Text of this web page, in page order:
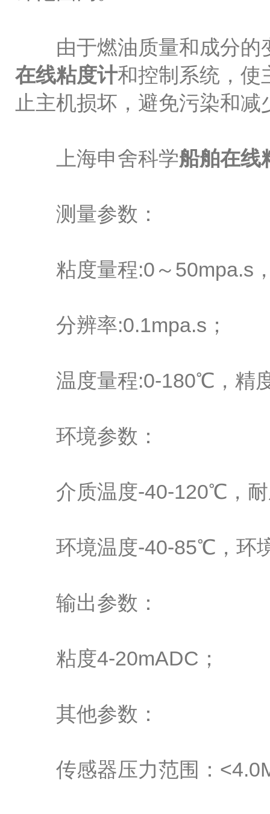
由于燃油质量和成分的
在线粘度计和控制系统，使
止主机损坏，避免污染和减
上海申舍科学船舶在线
测量参数：
粘度量程:0～50mpa.s，
分辨率:0.1mpa.s；
温度量程:0-180℃，精
环境参数：
介质温度-40-120℃，耐
环境温度-40-85℃，环
输出参数：
粘度4-20mADC；
其他参数：
传感器压力范围：